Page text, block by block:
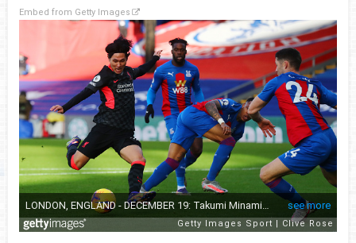
Embed from Getty Images